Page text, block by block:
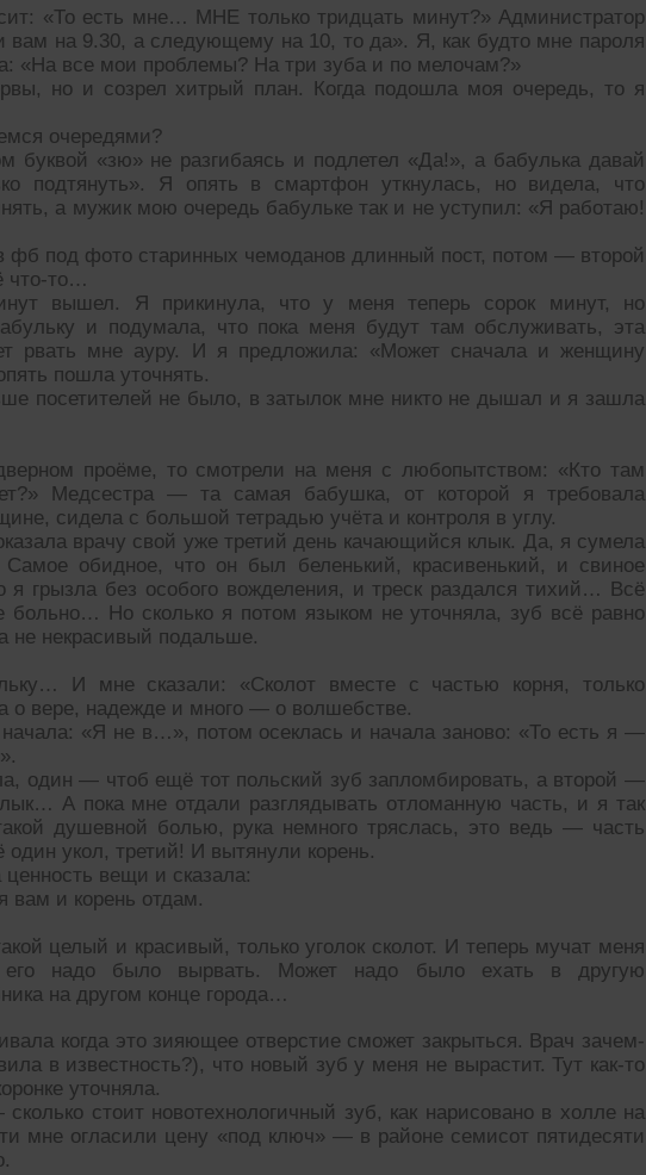
«То есть мне… МНЕ только тридцать минут?» Администратор
вам на 9.30, а следующему на 10, то да». Я, как будто мне пароля
«На все мои проблемы? На три зуба и по мелочам?»
но и созрел хитрый план. Когда подошла моя очередь, то я
очередями?
буквой «зю» не разгибаясь и подлетел «Да!», а бабулька давай
подтянуть». Я опять в смартфон уткнулась, но видела, что
а мужик мою очередь бабульке так и не уступил: «Я работаю!
фб под фото старинных чемоданов длинный пост, потом — второй
что-то…
вышел. Я прикинула, что у меня теперь сорок минут, но
и подумала, что пока меня будут там обслуживать, эта
рвать мне ауру. И я предложила: «Может сначала и женщину
пошла уточнять.
посетителей не было, в затылок мне никто не дышал и я зашла
проёме, то смотрели на меня с любопытством: «Кто там
Медсестра — та самая бабушка, от которой я требовала
сидела с большой тетрадью учёта и контроля в углу.
врачу свой уже третий день качающийся клык. Да, я сумела
обидное, что он был беленький, красивенький, и свиное
я грызла без особого вожделения, и треск раздался тихий… Всё
больно… Но сколько я потом языком не уточняла, зуб всё равно
не некрасивый подальше.
И мне сказали: «Сколот вместе с частью корня, только
о вере, надежде и много — о волшебстве.
начала: «Я не в…», потом осеклась и начала заново: «То есть я —
один — чтоб ещё тот польский зуб запломбировать, а второй —
А пока мне отдали разглядывать отломанную часть, и я так
душевной болью, рука немного тряслась, это ведь — часть
укол, третий! И вытянули корень.
вещи и сказала:
вам и корень отдам.
целый и красивый, только уголок сколот. И теперь мучат меня
надо было вырвать. Может надо было ехать в другую
на другом конце города…
когда это зияющее отверстие сможет закрыться. Врач зачем-
в известность?), что новый зуб у меня не вырастит. Тут как-то
уточняла.
стоит новотехнологичный зуб, как нарисовано в холле на
мне огласили цену «под ключ» — в районе семисот пятидесяти